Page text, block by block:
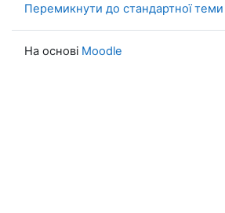
Перемикнути до стандартної теми
На основі Moodle